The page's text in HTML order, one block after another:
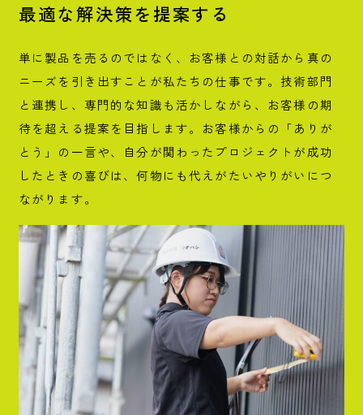
最適な解決策を提案する
単に製品を売るのではなく、お客様との対話から真の
ニーズを引き出すことが私たちの仕事です。技術部門
と連携し、専門的な知識も活かしながら、お客様の期
待を超える提案を目指します。お客様からの「ありが
とう」の一言や、自分が関わったプロジェクトが成功
したときの喜びは、何物にも代えがたいやりがいにつ
ながります。